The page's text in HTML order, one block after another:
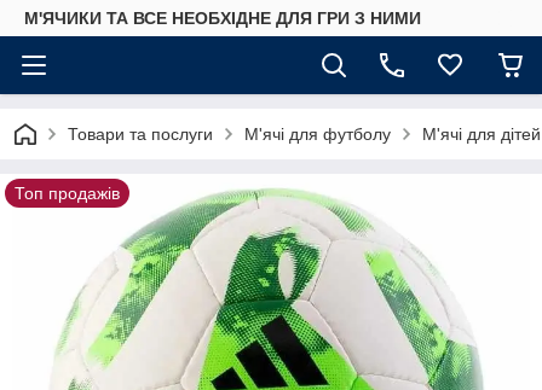
М'ЯЧИКИ ТА ВСЕ НЕОБХІДНЕ ДЛЯ ГРИ З НИМИ
Товари та послуги М'ячі для футболу М'ячі для
Топ продажів